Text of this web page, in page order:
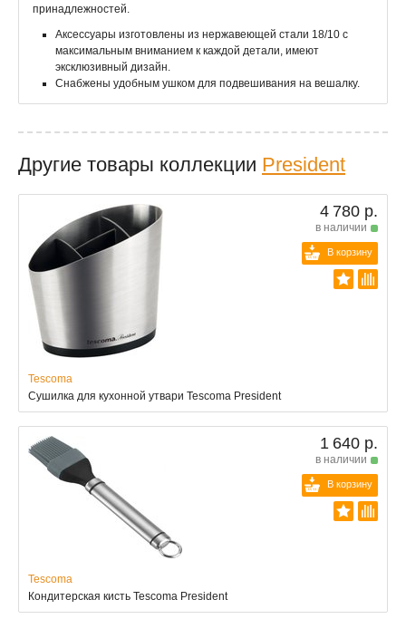
принадлежностей.
Аксессуары изготовлены из нержавеющей стали 18/10 с
максимальным вниманием к каждой детали, имеют
эксклюзивный дизайн.
Снабжены удобным ушком для подвешивания на вешалку.
Другие товары коллекции President
4 780 р.
в наличии
В корзину
Tescoma
Сушилка для кухонной утвари Tescoma President
1 640 р.
в наличии
В корзину
Tescoma
Кондитерская кисть Tescoma President